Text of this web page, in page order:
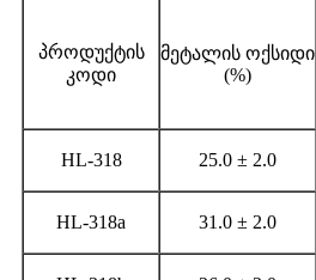
პროდუქტის
კოდი
მეტალის ოქსიდი
(%)
HL-318 25.0 ± 2.0
HL-318a 31.0 ± 2.0